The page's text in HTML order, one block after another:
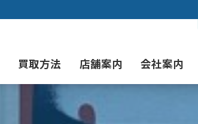
容
キ
ッ
買取方法 店舗案内 会社案内